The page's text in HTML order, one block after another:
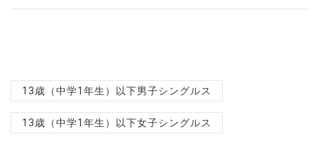
13歳（中学1年生）以下男子シングルス
13歳（中学1年生）以下女子シングルス